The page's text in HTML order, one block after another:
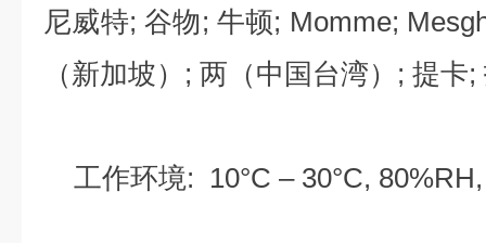
尼威特; 谷物; 牛顿; Momme;
（新加坡）; 两（中国台湾）; 提卡
工作环境: 10°C – 30°C,